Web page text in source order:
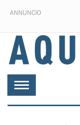
ANNUNCIO
Toggle
navigation